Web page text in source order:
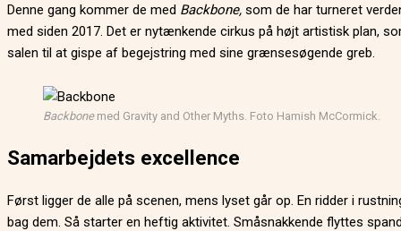
Denne gang kommer de med Backbone, som de har turneret
med siden 2017. Det er nytænkende cirkus på højt artistisk plan,
salen til at gispe af begejstring med sine grænsesøgende greb.
Backbonemed Gravity and Other Myths. Foto Hamish McCormick.
Samarbejdets excellence
Først ligger de alle på scenen, mens lyset går op. En ridder i
bag dem. Så starter en heftig aktivitet. Småsnakkende flyttes